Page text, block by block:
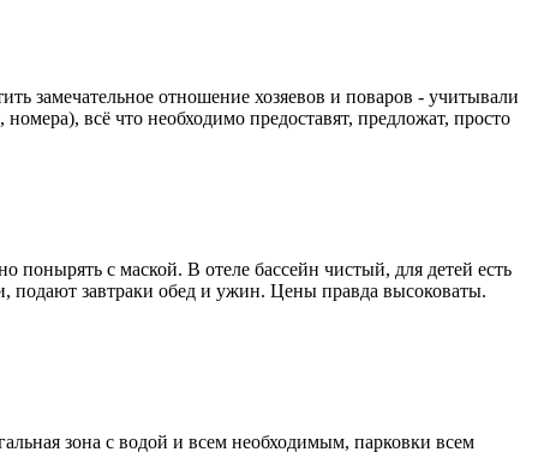
замечательное отношение хозяевов и поваров - учитывали
всё что необходимо предоставят, предложат, просто
с маской. В отеле бассейн чистый, для детей есть
подают завтраки обед и ужин. Цены правда высоковаты.
зона с водой и всем необходимым, парковки всем